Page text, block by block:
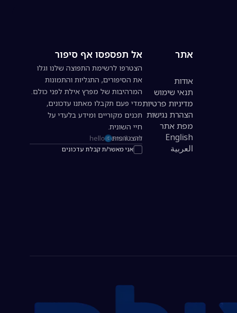
אתר
אודות
תנאי שימוש
מדיניות פרטיות
הצהרת נגישות
מפת אתר
English
العربية
אל תפספסו אף סיפור
הצטרפו לרשימת התפוצה שלנו וגלו
את הסיפורים, התגליות והתמונות
המרהיבות של מפרץ אילת לפני כולם.
מדי פעם תקבלו מאתנו עדכונים,
תכנים מקוריים ומידע בלעדי על
חיי השונית.
כתובת אימייל להרשמה לניוזלטר
אני מאשר/ת קבלת עדכונים
להצטרפות